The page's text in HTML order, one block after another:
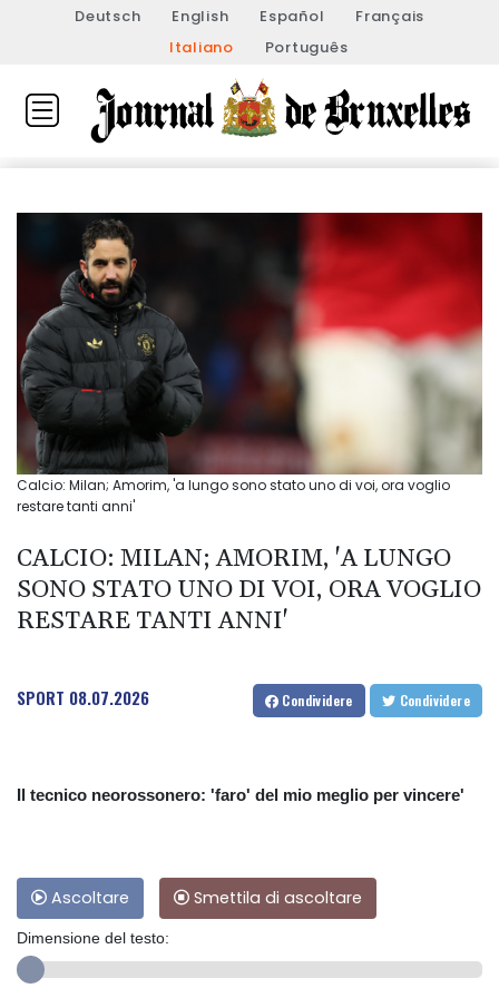
Deutsch English Español
Français
Italiano
Português
Calcio: Milan; Amorim, 'a lungo sono stato uno di voi, ora voglio
restare tanti anni'
CALCIO: MILAN; AMORIM, 'A LUNGO
SONO STATO UNO DI VOI, ORA VOGLIO
RESTARE TANTI ANNI'
SPORT 08.07.2026 Condividere Condividere
Il tecnico neorossonero: 'faro' del mio meglio per vincere'
Ascoltare Smettila di ascoltare
Dimensione del testo: